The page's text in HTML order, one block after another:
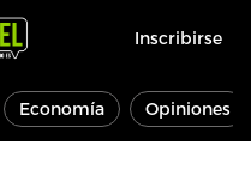
Inscribirse
Economía Opiniones